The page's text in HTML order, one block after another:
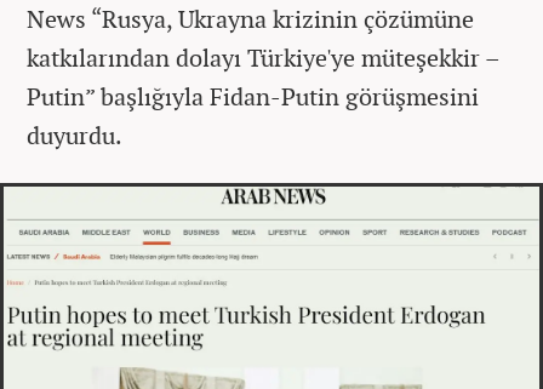
News “Rusya, Ukrayna krizinin çözümüne
katkılarından dolayı Türkiye'ye müteşekkir –
Putin” başlığıyla Fidan-Putin görüşmesini
duyurdu.